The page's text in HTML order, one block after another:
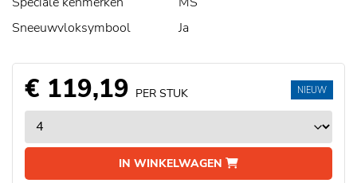
Sneeuwvloksymbool
Ja
€ 119,19 PER STUK
IN WINKELWAGEN
NIEUW